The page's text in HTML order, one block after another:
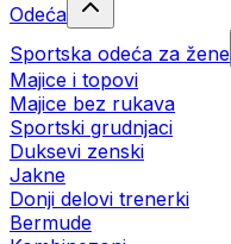
Odeća
Sportska odeća za žene
Majice i topovi
Majice bez rukava
Sportski grudnjaci
Duksevi zenski
Jakne
Donji delovi trenerki
Bermude